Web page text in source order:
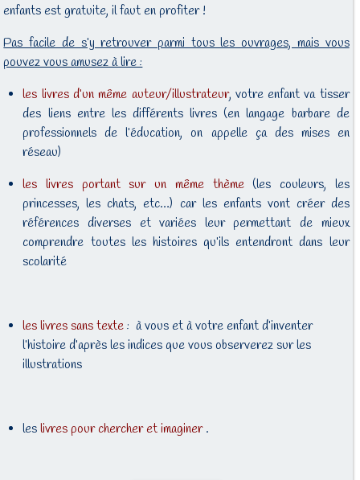
enfants est gratuite, il faut en profiter !
Pas facile de s’y retrouver parmi tous les ouvrages, mais vous
pouvez vous amusez à lire :
les livres d’un même auteur/illustrateur, votre enfant va tisser
des liens entre les différents livres (en langage barbare de
professionnels de l’éducation, on appelle ça des mises en
réseau)
les livres portant sur un même thème(les couleurs, les
princesses, les chats, etc…) car les enfants vont créer des
références diverses et variées leur permettant de mieux
comprendre toutes les histoires qu’ils entendront dans leur
scolarité
les livres sans texte: à vous et à votre enfant d’inventer
l’histoire d’après les indices que vous observerez sur les
illustrations
leslivres pour chercher et imaginer.